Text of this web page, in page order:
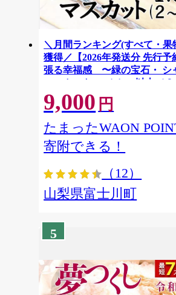
＼月間ランキング(すべて・果
獲得／【2026年発送分 先行予
張る幸福感 〜緑の宝石・ シ
マスカット 〜 １ｋｇ以上（２
房） フルーツ 山梨県産 果物
の シャイン マスカット ぶどう
ウ 葡萄 大粒 種なし 先行予約
町 10000円 一万円 9000円 九
9,000 円
たまったWAON
寄附できる！
（12）
山梨県富士川町
5